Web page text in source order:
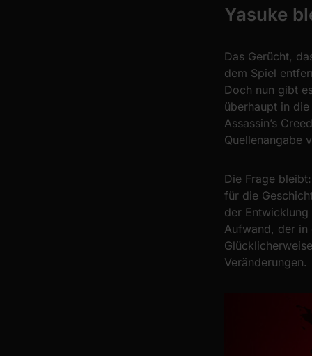
Yasuke
Das Gerücht,
dem Spiel
Doch nun gibt
überhaupt in
Assassin’s
Quellenangabe
Die Frage
für die
der Entwicklung
Aufwand, der in
Veränderungen.